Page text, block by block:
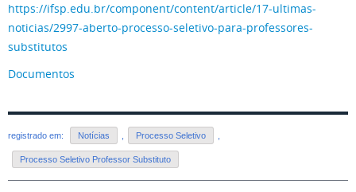
https://ifsp.edu.br/component/content/article/17-ultimas-
noticias/2997-aberto-processo-seletivo-para-professores-
substitutos
Documentos
registrado em: Notícias Processo Seletivo
Processo Seletivo Professor Substituto